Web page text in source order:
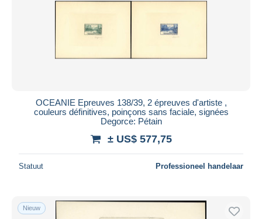
OCEANIE Epreuves 138/39, 2 épreuves d'artiste ,
couleurs définitives, poinçons sans faciale, signées
Degorce: Pétain
± US$ 577,75
Statuut Professioneel handelaar
Nieuw